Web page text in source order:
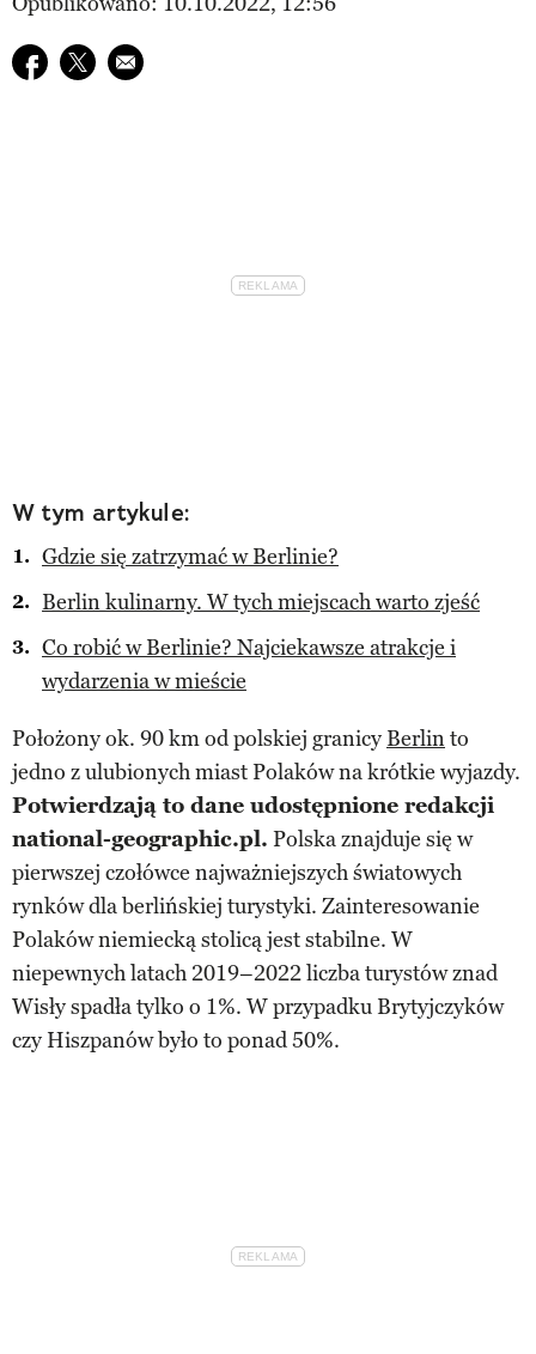
Udostępnij na facebook
Udostępnij na twitter
E-mail do przyjaciela
W tym artykule:
Gdzie się zatrzymać w Berlinie?
Berlin kulinarny. W tych miejscach warto zjeść
Co robić w Berlinie? Najciekawsze atrakcje i
wydarzenia w mieście
Położony ok. 90 km od polskiej granicyBerlinto
jedno z ulubionych miast Polaków na krótkie wyjazdy.
Potwierdzają to dane udostępnione redakcji
national-geographic.pl. Polska znajduje się w
pierwszej czołówce najważniejszych światowych
rynków dla berlińskiej turystyki. Zainteresowanie
Polaków niemiecką stolicą jest stabilne. W
niepewnych latach 2019–2022 liczba turystów znad
Wisły spadła tylko o 1%. W przypadku Brytyjczyków
czy Hiszpanów było to ponad 50%.